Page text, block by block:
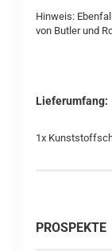
Hinweis:
von Butler und
Lieferumfang:
1x
PROSPEKTE